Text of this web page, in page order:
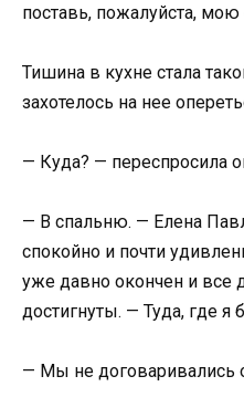
поставь, пожалуйста,
Тишина в кухне стала
захотелось на нее
— Куда? — переспросила
— В спальню. — Елена
спокойно и почти
уже давно окончен и все
достигнуты. — Туда, где я
— Мы не договаривались